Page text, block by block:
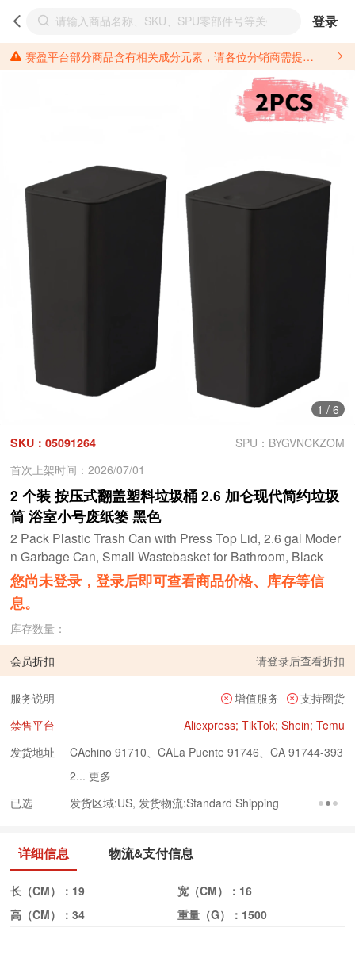
登录
赛盈平台部分商品含有相关成分元素，请各位分销商需提前了解产品材质情况，并针对其做好相关的风险把控，以免造成不必要的损失。 *美国加州65法案进一步规定了对于仅包含致癌物质，仅包含致生殖毒性物质，同时包含致癌物质和致生殖毒性物质，亦或是包含某一物质即为致癌物质又为致生殖毒性物质的产品的警示标语要求。 *新法案提供的警示标语修订并不是强制实施的，其只是避免昂贵诉讼的一种有效的方法。只要企业在保证其使用的另外的警示标语是“清晰和合理”并符合加州65法案要求的，那也是可以被接受的。*请充分了解第三方销售平台对商品上架规要求，并根据对应平台规则调整相关商品信息后进行上架，以免造成您不必要损失。 汽配产品上架注意事项： 不同第三方平台对于适配车型等信息的填写要求各有不同。例如：亚马逊明确禁止在产品标题、卖点和描述中直接使用适配车型的年份、品牌和型号信息；请您仔细研究并熟悉所销售平台关于汽配产品上架销售的具体规则，如果因上架的汽配产品信息填写不符合所销售平台要求，产生违规/侵权等问题所造成的损失需您自行承担。
1 / 6
SKU：05091264
SPU：BYGVNCKZOM
首次上架时间：2026/07/01
2 个装 按压式翻盖塑料垃圾桶 2.6 加仑现代简约垃圾
筒 浴室小号废纸篓 黑色
2 Pack Plastic Trash Can with Press Top Lid, 2.6 gal Moder
n Garbage Can, Small Wastebasket for Bathroom, Black
您尚未登录，登录后即可查看商品价格、库存等信
息。
库存数量：--
会员折扣 请登录后查看折扣
服务说明 增值服务
支持圈货
禁售平台
Aliexpress; TikTok; Shein; Temu
发货地址
CAchino 91710、CALa Puente 91746、CA 91744-393
2... 更多
已选
发货区域:US, 发货物流:Standard Shipping
详细信息 物流&支付信息
长（CM）： 19 宽（CM）： 16
高（CM）：34 重量（G）： 1500